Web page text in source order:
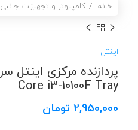
خانه کامپیوتر و تجهیزات جانبی
اینتل
Core i3-10100F Tray
2,950,000 تومان